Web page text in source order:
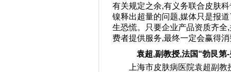
有关规定之余,有义务联合皮肤
镍释出超量的问题,媒体只是报
生恐慌。只要企业产品资质齐
费者提供服务,最终一定会赢得消
袁超,副教授,法国“勃艮第
上海市皮肤病医院袁超副